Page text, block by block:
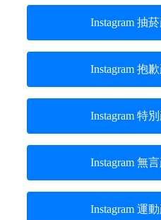
Instagram 抽
Instagram 抱
Instagram 特
Instagram 無
Instagram 運